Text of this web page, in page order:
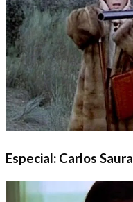
Especial: Carlos Saura